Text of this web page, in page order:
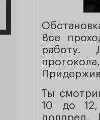
Все
работу.
Ты
10 до 12,
полпред.